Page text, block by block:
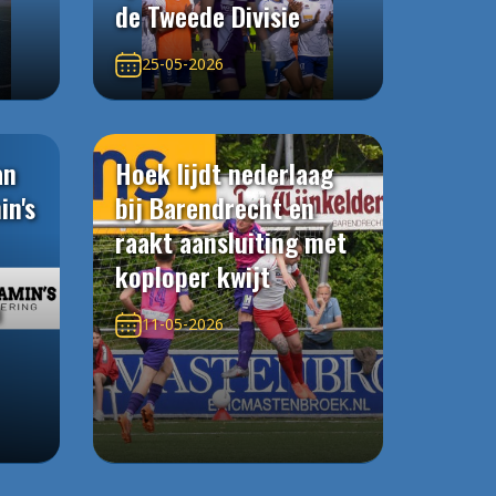
de Tweede Divisie
25-05-2026
Hoek lijdt nederlaag
bij Barendrecht en
raakt aansluiting met
koploper kwijt
11-05-2026